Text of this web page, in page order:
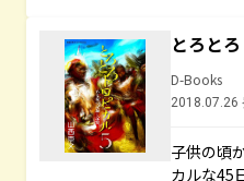
とろと
D-Books
2018.07.26
子供の頃
カルな45